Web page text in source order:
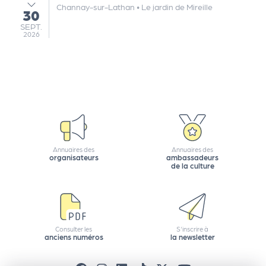
au
30
SEPTEMBRE
SEPT.
2026
Channay-sur-Lathan • Le jardin de Mireille
Annuaires des
organisateurs
Annuaires des
ambassadeurs
de la culture
Consulter les
anciens numéros
S'inscrire à
la newsletter
e
tt
e